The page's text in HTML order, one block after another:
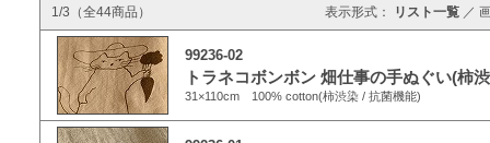
1/3（全44商品） 表示形式： リスト一覧 ／
99236-02
トラネコボンボン 畑仕事の手ぬぐい(柿
31×110cm 100% cotton(柿渋染 / 抗菌機能)